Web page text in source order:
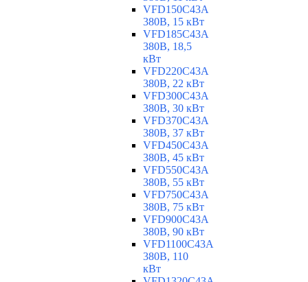
VFD150C43A
380В, 15 кВт
VFD185C43A
380В, 18,5
кВт
VFD220C43A
380В, 22 кВт
VFD300C43A
380В, 30 кВт
VFD370C43A
380В, 37 кВт
VFD450C43A
380В, 45 кВт
VFD550C43A
380В, 55 кВт
VFD750C43A
380В, 75 кВт
VFD900C43A
380В, 90 кВт
VFD1100C43A
380В, 110
кВт